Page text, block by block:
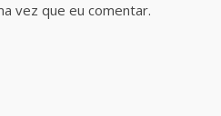
vez que eu comentar.